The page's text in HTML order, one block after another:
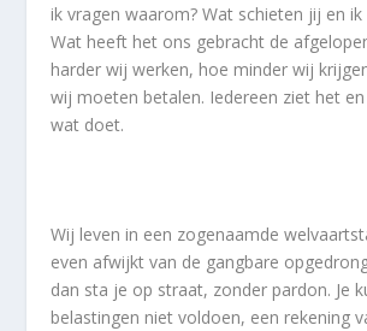
ik vragen waarom? Wat schieten jij en
Wat heeft het ons gebracht de
harder wij werken, hoe minder wij
wij moeten betalen. Iedereen ziet het
wat doet.
Wij leven in een zogenaamde
even afwijkt van de gangbare
dan sta je op straat, zonder pardon. Je
belastingen niet voldoen, een rekening